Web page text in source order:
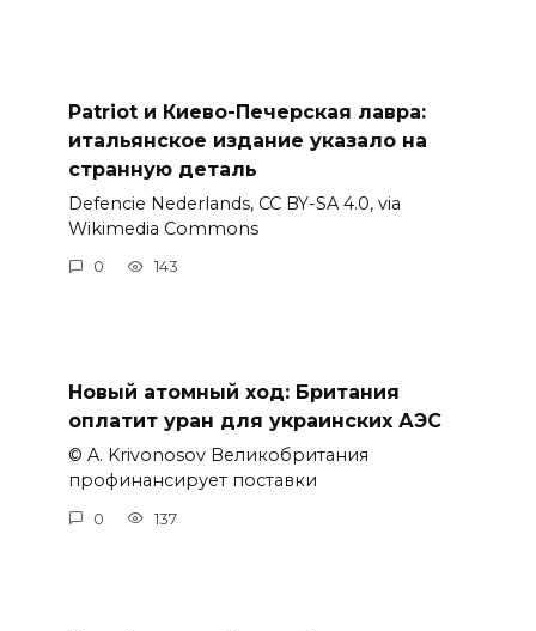
Patriot и Киево-Печерская лавра:
итальянское издание указало на
странную деталь
Defencie Nederlands, CC BY-SA 4.0, via
Wikimedia Commons
0 143
Новый атомный ход: Британия
оплатит уран для украинских АЭС
© A. Krivonosov Великобритания
профинансирует поставки
0 137